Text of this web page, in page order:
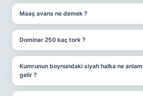
Maaş avans ne demek ?
Dominar 250 kaç tork ?
Kumrunun boynundaki siyah halka ne
gelir ?